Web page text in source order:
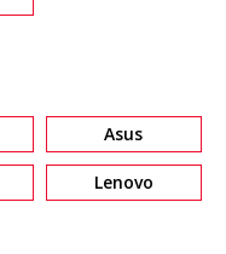
Asus
Lenovo